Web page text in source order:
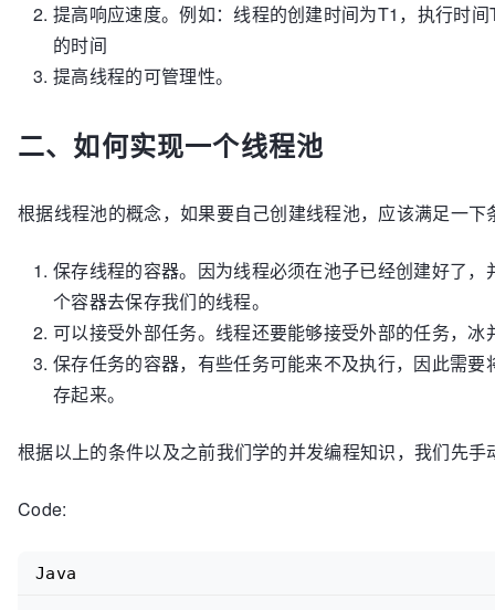
提高响应速度。例如：线程的创建时间为T1，执行时
的时间
提高线程的可管理性。
二、如何实现一个线程池
根据线程池的概念，如果要自己创建线程池，应该满足一下
保存线程的容器。因为线程必须在池子已经创建好了
个容器去保存我们的线程。
可以接受外部任务。线程还要能够接受外部的任务，冰
保存任务的容器，有些任务可能来不及执行，因此需
存起来。
根据以上的条件以及之前我们学的并发编程知识，我们先
Code:
Java